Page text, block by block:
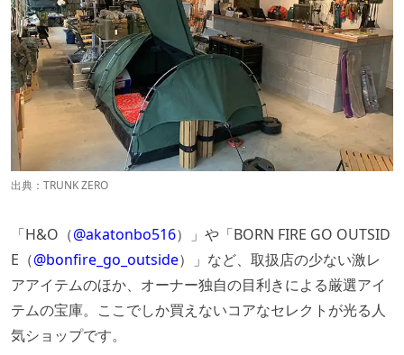
出典： TRUNK ZERO
「H&O（@akatonbo516）」や「BORN FIRE GO OUTSID
E（@bonfire_go_outside）」など、取扱店の少ない激レ
アアイテムのほか、オーナー独自の目利きによる厳選アイ
テムの宝庫。ここでしか買えないコアなセレクトが光る人
気ショップです。